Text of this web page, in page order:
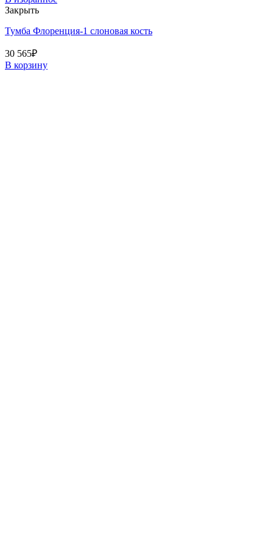
Закрыть
Тумба Флоренция-1 слоновая кость
30 565₽
В корзину